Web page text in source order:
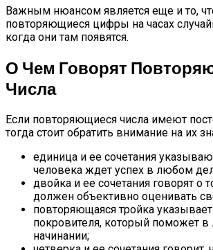
Важным нюансом является еще и то,
повторяющиеся цифры на часах
когда они там появятся.
О Чем Говорят
Числа
Если повторяющиеся числа имеют
тогда стоит обратить внимание на их
единица и ее сочетания
человека ждет успех в любом
двойка и ее сочетания говорят о
должен объективно оценивать
повторяющаяся тройка
покровителя, который поможет
начинании;